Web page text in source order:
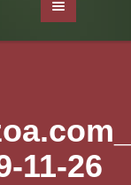
11-26